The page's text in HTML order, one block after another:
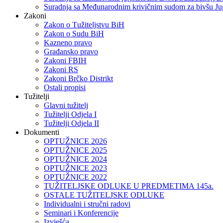
Suradnja sa Međunarodnim krivičnim sudom za bivšu
Zakoni
Zakon o Тužiteljstvu BiH
Zakon o Sudu BiH
Kazneno pravo
Građansko pravo
Zakoni FBIH
Zakoni RS
Zakoni Brčko Distrikt
Ostali propisi
Tužitelji
Glavni tužitelj
Tužitelji Odjela I
Tužitelji Odjela II
Dokumenti
OPTUŽNICE 2026
OPTUŽNICE 2025
OPTUŽNICE 2024
OPTUŽNICE 2023
OPTUŽNICE 2022
TUŽITELJSKE ODLUKE U PREDMETIMA 145a.
OSTALE TUŽITELJSKE ODLUKE
Individualni i stručni radovi
Seminari i Konferencije